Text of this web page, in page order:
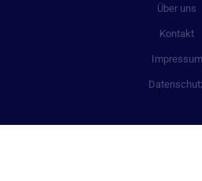
Über uns
Kontakt
Impressum